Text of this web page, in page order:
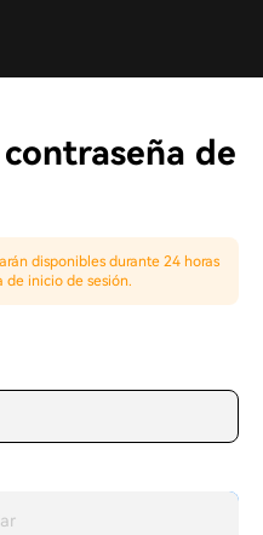
de
disponibles durante 24 horas
de inicio de sesión.